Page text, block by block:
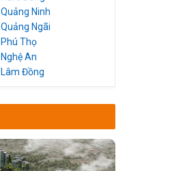
Quảng Ninh
Quảng Ngãi
Phú Thọ
Nghệ An
Lâm Đồng